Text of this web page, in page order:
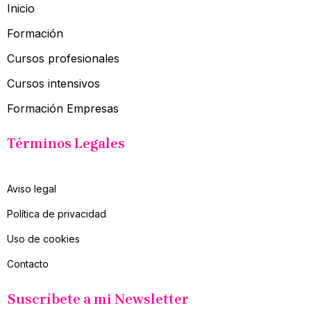
Inicio
Formación
Cursos profesionales
Cursos intensivos
Formación Empresas
Términos Legales
Aviso legal
Política de privacidad
Uso de cookies
Contacto
Suscríbete a mi Newsletter